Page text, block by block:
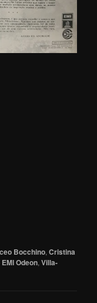
Bocchino,Cristina
Odeon,Villa-